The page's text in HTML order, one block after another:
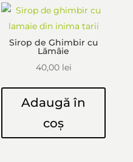
Sirop de Ghimbir cu
Lămâie
40,00 lei
Adaugă în
coș